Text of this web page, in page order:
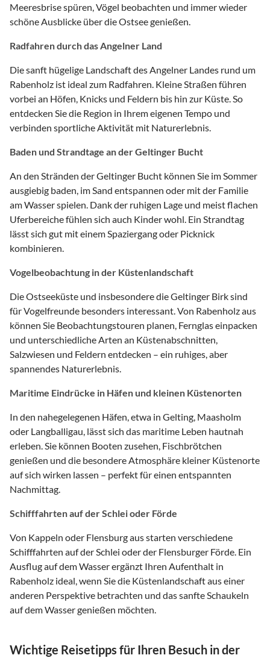
Meeresbrise spüren, Vögel beobachten und immer wieder
schöne Ausblicke über die Ostsee genießen.
Radfahren durch das Angelner Land
Die sanft hügelige Landschaft des Angelner Landes rund um
Rabenholz ist ideal zum Radfahren. Kleine Straßen führen
vorbei an Höfen, Knicks und Feldern bis hin zur Küste. So
entdecken Sie die Region in Ihrem eigenen Tempo und
verbinden sportliche Aktivität mit Naturerlebnis.
Baden und Strandtage an der Geltinger Bucht
An den Stränden der Geltinger Bucht können Sie im Sommer
ausgiebig baden, im Sand entspannen oder mit der Familie
am Wasser spielen. Dank der ruhigen Lage und meist flachen
Uferbereiche fühlen sich auch Kinder wohl. Ein Strandtag
lässt sich gut mit einem Spaziergang oder Picknick
kombinieren.
Vogelbeobachtung in der Küstenlandschaft
Die Ostseeküste und insbesondere die Geltinger Birk sind
für Vogelfreunde besonders interessant. Von Rabenholz aus
können Sie Beobachtungstouren planen, Fernglas einpacken
und unterschiedliche Arten an Küstenabschnitten,
Salzwiesen und Feldern entdecken – ein ruhiges, aber
spannendes Naturerlebnis.
Maritime Eindrücke in Häfen und kleinen Küstenorten
In den nahegelegenen Häfen, etwa in Gelting, Maasholm
oder Langballigau, lässt sich das maritime Leben hautnah
erleben. Sie können Booten zusehen, Fischbrötchen
genießen und die besondere Atmosphäre kleiner Küstenorte
auf sich wirken lassen – perfekt für einen entspannten
Nachmittag.
Schifffahrten auf der Schlei oder Förde
Von Kappeln oder Flensburg aus starten verschiedene
Schifffahrten auf der Schlei oder der Flensburger Förde. Ein
Ausflug auf dem Wasser ergänzt Ihren Aufenthalt in
Rabenholz ideal, wenn Sie die Küstenlandschaft aus einer
anderen Perspektive betrachten und das sanfte Schaukeln
auf dem Wasser genießen möchten.
Wichtige Reisetipps für Ihren Besuch in der